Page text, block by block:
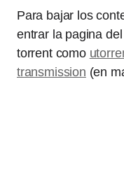
Para bajar los
entrar la pagina del
torrent como
transmission (en